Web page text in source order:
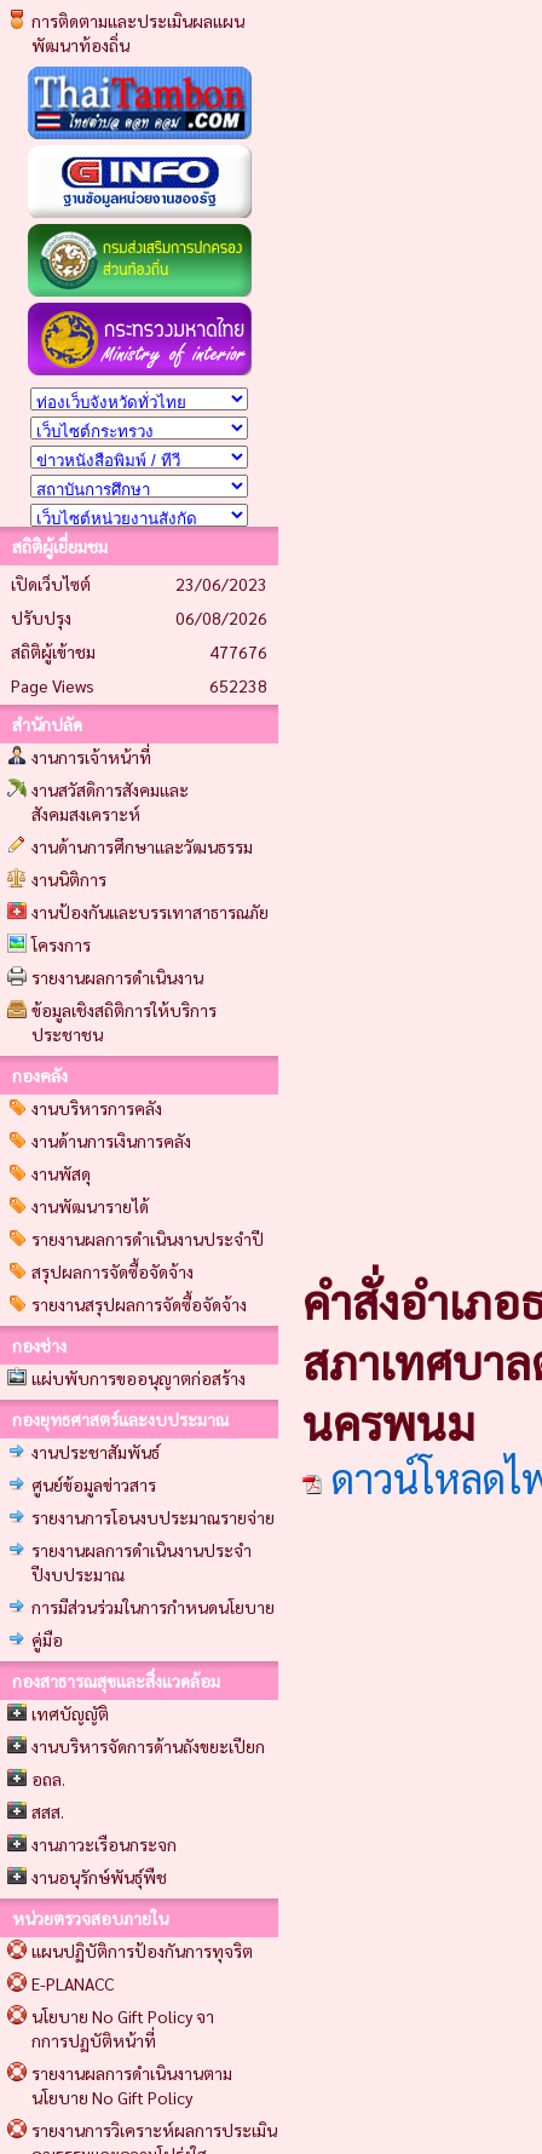
การติดตามและประเมินผลแผน
พัฒนาท้องถิ่น
สถิติผู้เยี่ยมชม
เปิดเว็บไซต์
23/06/2023
ปรับปรุง
06/08/2026
สถิติผู้เข้าชม
477676
Page Views
652238
สำนักปลัด
งานการเจ้าหน้าที่
งานสวัสดิการสังคมและ
สังคมสงเคราะห์
งานด้านการศึกษาและวัฒนธรรม
งานนิติการ
งานป้องกันและบรรเทาสาธารณภัย
โครงการ
รายงานผลการดำเนินงาน
ข้อมูลเชิงสถิติการให้บริการ
ประชาชน
กองคลัง
งานบริหารการคลัง
งานด้านการเงินการคลัง
งานพัสดุ
งานพัฒนารายได้
รายงานผลการดำเนินงานประจำปี
สรุปผลการจัดซื้อจัดจ้าง
รายงานสรุปผลการจัดซื้อจัดจ้าง
กองช่าง
แผ่บพับการขออนุญาตก่อสร้าง
กองยุทธศาสตร์และงบประมาณ
งานประชาสัมพันธ์
ศูนย์ข้อมูลข่าวสาร
รายงานการโอนงบประมาณรายจ่าย
รายงานผลการดำเนินงานประจำ
ปีงบประมาณ
การมีส่วนร่วมในการกำหนดนโยบาย
คู่มือ
กองสาธารณสุขและสิ่งแวดล้อม
เทศบัญญัติ
งานบริหารจัดการด้านถังขยะเปียก
อถล.
สสส.
งานภาวะเรือนกระจก
งานอนุรักษ์พันธุ์พืช
หน่วยตรวจสอบภายใน
แผนปฏิบัติการป้องกันการทุจริต
E-PLANACC
นโยบาย No Gift Policy จา
กการปฏบัติหน้าที่
รายงานผลการดำเนินงานตาม
นโยบาย No Gift Policy
รายงานการวิเคราะห์ผลการประเมิน
คำสั่งอำเภ
สภาเทศบา
นครพนม
ดาวน์โหลด